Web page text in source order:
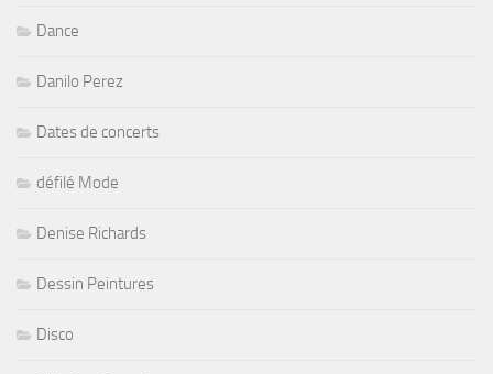
Dance
Danilo Perez
Dates de concerts
défilé Mode
Denise Richards
Dessin Peintures
Disco